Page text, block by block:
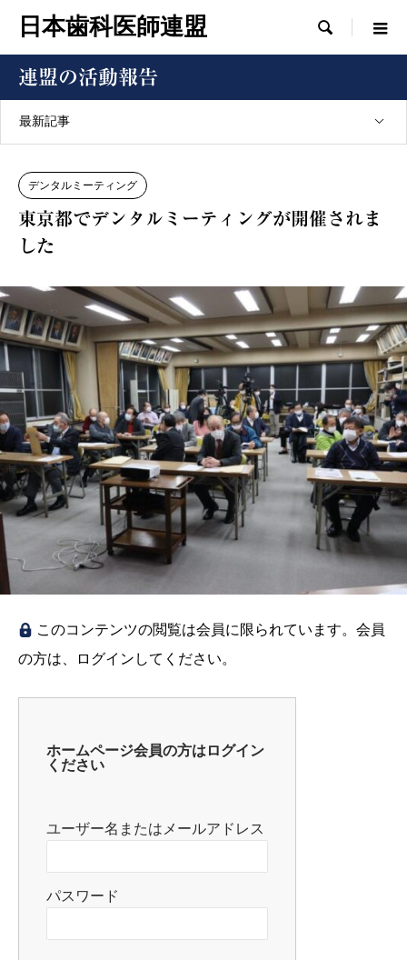
日本歯科医師連盟 
連盟の活動報告
最新記事
デンタルミーティング
東京都でデンタルミーティングが開催されま
した
このコンテンツの閲覧は会員に限られています。会員
の方は、ログインしてください。
ホームページ会員の方はログイン
ください
ユーザー名またはメールアドレス
パスワード